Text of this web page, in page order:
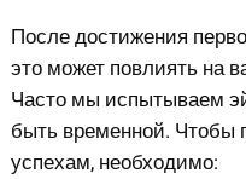
После достижения
это может повлиять на
Часто мы испытываем
быть временной. Чтобы
успехам, необходимо: